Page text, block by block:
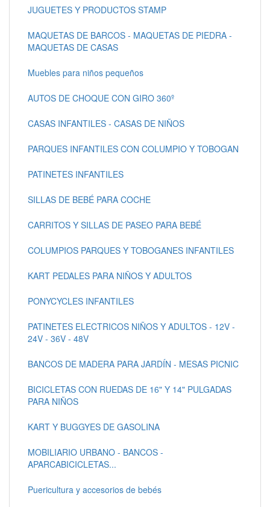
JUGUETES Y PRODUCTOS STAMP
MAQUETAS DE BARCOS - MAQUETAS DE PIEDRA -
MAQUETAS DE CASAS
Muebles para niños pequeños
AUTOS DE CHOQUE CON GIRO 360º
CASAS INFANTILES - CASAS DE NIÑOS
PARQUES INFANTILES CON COLUMPIO Y TOBOGAN
PATINETES INFANTILES
SILLAS DE BEBÉ PARA COCHE
CARRITOS Y SILLAS DE PASEO PARA BEBÉ
COLUMPIOS PARQUES Y TOBOGANES INFANTILES
KART PEDALES PARA NIÑOS Y ADULTOS
PONYCYCLES INFANTILES
PATINETES ELECTRICOS NIÑOS Y ADULTOS - 12V -
24V - 36V - 48V
BANCOS DE MADERA PARA JARDÍN - MESAS PICNIC
BICICLETAS CON RUEDAS DE 16" Y 14" PULGADAS
PARA NIÑOS
KART Y BUGGYES DE GASOLINA
MOBILIARIO URBANO - BANCOS -
APARCABICICLETAS...
Puericultura y accesorios de bebés